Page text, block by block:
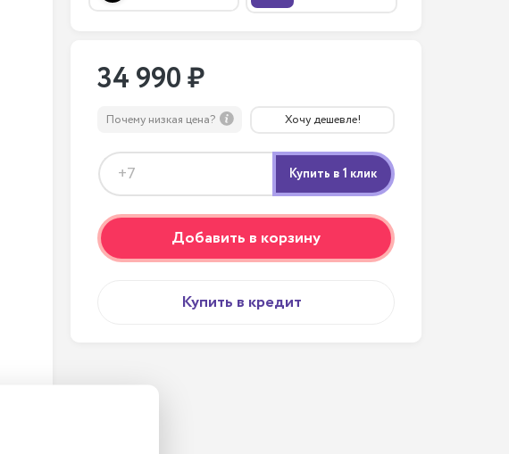
34 990 ₽
Почему низкая цена? Хочу дешевле!
Добавить в корзину
Купить в кредит